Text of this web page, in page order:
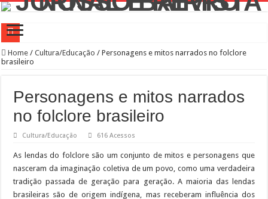
Campanha de Multivacinação começa nos 645 municípios de SP
Pedal de Ativação da Trilha Interparques abrem inscrições para maior trilha de
2º Festival Nordeste in Sampa no CTN durante o mês de agosto
Sobrou pizza? Guardar na caixa dentro da geladeira pode ser um erro, veja o
12 plataformas de apoio à aprendizagem usadas por estudantes da rede estadual
Home / Cultura/Educação / Personagens e mitos narrados no folclore
brasileiro
Personagens e mitos narrados
no folclore brasileiro
Cultura/Educação 616 Acessos
As lendas do folclore são um conjunto de mitos e personagens que
nasceram da imaginação coletiva de um povo, como uma verdadeira
tradição passada de geração para geração. A maioria das lendas
brasileiras são de origem indígena, mas receberam influência dos